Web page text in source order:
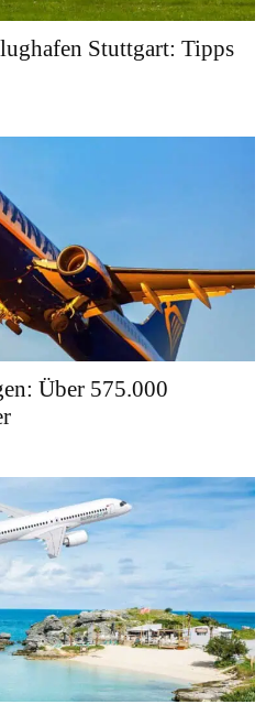
Stuttgart: Tipps
Über 575.000